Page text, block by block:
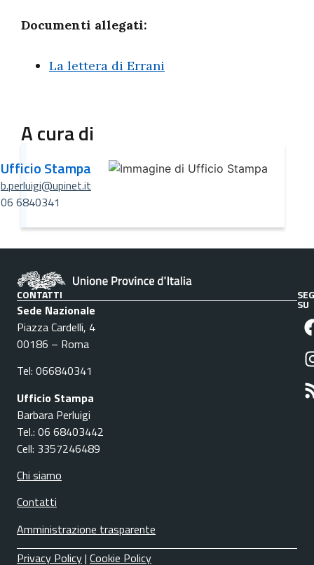
Documenti allegati:
La lettera di Errani
A cura di
Ufficio Stampa
b.perluigi@upinet.it
06 6840341
CONTATTI
Sede Nazionale
Piazza Cardelli, 4
00186 – Roma
Tel: 066840341
Ufficio Stampa
Barbara Perluigi
Tel.: 06 68403442
Cell: 3357246489
Chi siamo
Contatti
Amministrazione trasparente
SU
Privacy Policy| Cookie Policy